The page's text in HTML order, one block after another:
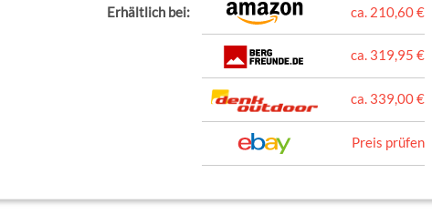
Erhältlich bei: ca. 210,60 €
ca. 319,95 €
ca. 339,00 €
Preis prüfen